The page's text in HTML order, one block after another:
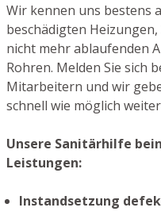
Wir kennen uns bestens
beschädigten
nicht mehr ablaufenden
Rohren. Melden Sie sich
Mitarbeitern und wir
schnell wie möglich
Unsere Sanitärhilfe
Leistungen:
Instandsetzung